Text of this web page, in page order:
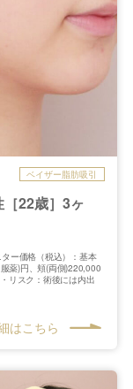
ベイザー脂肪吸引
22歳］3ヶ
ー価格（税込）：基本
薬)円、頬(両側)220,000
リスク：術後には内出
はこちら